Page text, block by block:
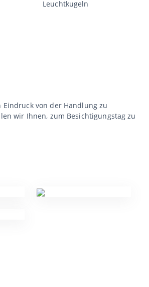
Leuchtkugeln
Eindruck von der Handlung zu
wir Ihnen, zum Besichtigungstag zu